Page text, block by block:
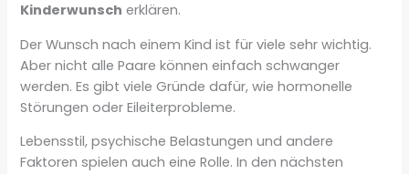
Kinderwunsch erklären.
Der Wunsch nach einem Kind ist für viele sehr wichtig.
Aber nicht alle Paare können einfach schwanger
werden. Es gibt viele Gründe dafür, wie hormonelle
Störungen oder Eileiterprobleme.
Lebensstil, psychische Belastungen und andere
Faktoren spielen auch eine Rolle. In den nächsten